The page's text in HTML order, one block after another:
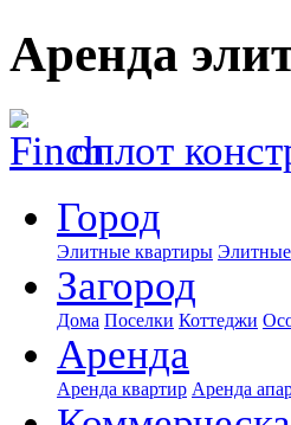
Аренда
оплот
Город
Элитные квартиры
Загород
Дома Поселки Коттеджи
Аренда
Аренда квартир Аренда